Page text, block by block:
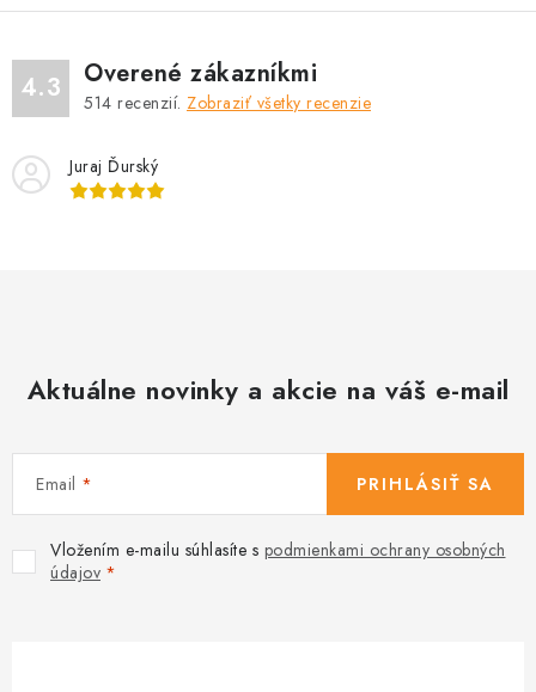
á
d
a
c
e
i
u
4.3 Overené zákazníkmi
514 recenzií. Zobraziť všetky recenzie
Juraj Ďurský
Aktuálne novinky a akcie na váš e-mail
Email
Vložením e-mailu súhlasíte s podmienkami ochrany osobných
údajov
PRIHLÁSIŤ SA